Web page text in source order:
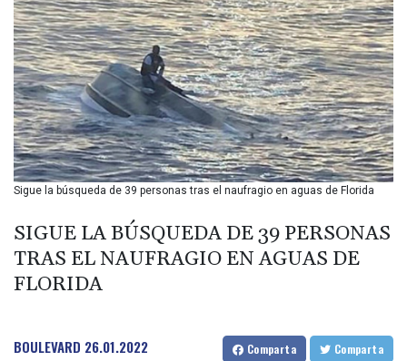
BOB 13.708472
BRL 5.882279
BSD 1.153383
BTN 109.752598
BWP 15.568217
BYN 3.434433
BYR 22609.049164
BZD 2.319643
CAD 1.616126
CDF 2606.961815
CLF 0.026734
CLP 1055.612189
CRC 524.321776
CUC 1.153523
Sigue la búsqueda de 39 personas tras el naufragio en aguas de Florida
SIGUE LA BÚSQUEDA DE 39 PERSONAS
TRAS EL NAUFRAGIO EN AGUAS DE
FLORIDA
BOULEVARD 26.01.2022 Comparta Comparta